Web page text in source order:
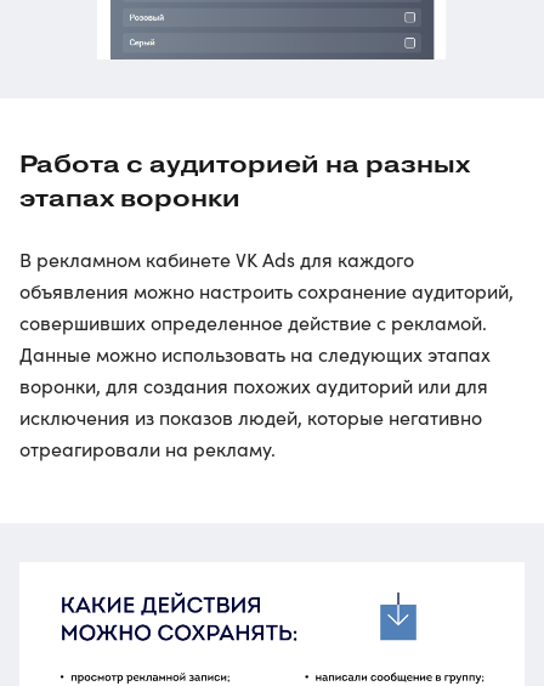
Работа с аудиторией на разных
этапах воронки
В рекламном кабинете VK Ads для каждого
объявления можно настроить сохранение аудиторий,
совершивших определенное действие с рекламой.
Данные можно использовать на следующих этапах
воронки, для создания похожих аудиторий или для
исключения из показов людей, которые негативно
отреагировали на рекламу.